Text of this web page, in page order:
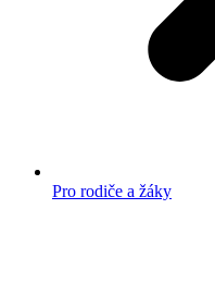
Pro rodiče a žáky